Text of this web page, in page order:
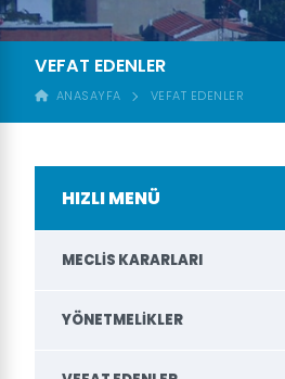
VEFAT EDENLER
ANASAYFA VEFAT EDENLER
HIZLI MENÜ
MECLIS KARARLARI
YÖNETMELIKLER